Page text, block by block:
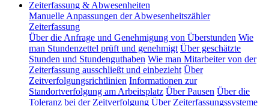
Zeiterfassung & Abwesenheiten
Manuelle Anpassungen der Abwesenheitszähler
Zeiterfassung
Über die Anfrage und Genehmigung von Überstunden Wie
man Stundenzettel prüft und genehmigt Über geschätzte
Stunden und Stundenguthaben Wie man Mitarbeiter von der
Zeiterfassung ausschließt und einbezieht Über
Zeitverfolgungsrichtlinien Informationen zur
Standortverfolgung am Arbeitsplatz Über Pausen Über die
Toleranz bei der Zeitverfolgung Über Zeiterfassungssysteme